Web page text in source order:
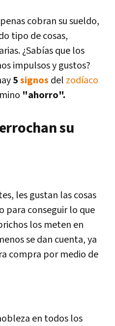
cobran su sueldo,
tipo de cosas,
¿Sabías que los
impulsos y gustos?
5signos del zodíaco
"ahorro".
su
les gustan las cosas
para conseguir lo que
los meten en
se dan cuenta, ya
compra por medio de
en todos los